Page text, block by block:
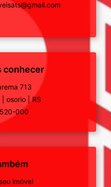
conhecer
713
osorio
RS
000
imóvel